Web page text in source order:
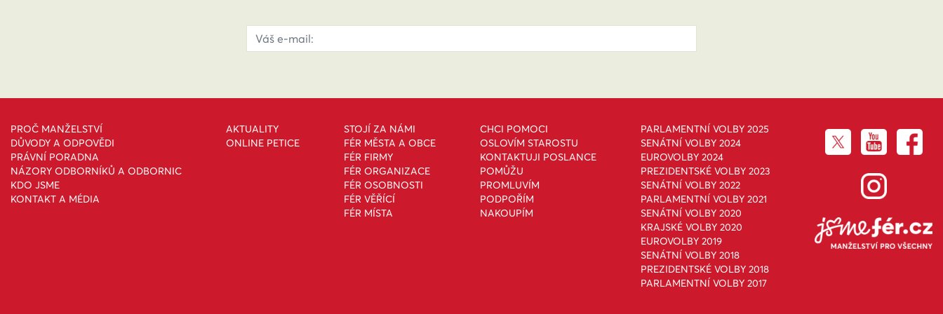
PROČ MANŽELSTVÍ
DŮVODY A ODPOVĚDI
PRÁVNÍ PORADNA
NÁZORY ODBORNÍKŮ A ODBORNIC
KDO JSME
KONTAKT A MÉDIA
AKTUALITY
ONLINE PETICE
STOJÍ ZA NÁMI
FÉR MĚSTA A OBCE
FÉR FIRMY
FÉR ORGANIZACE
FÉR OSOBNOSTI
FÉR VĚŘÍCÍ
FÉR MÍSTA
CHCI POMOCI
OSLOVÍM STAROSTU
KONTAKTUJI POSLANCE
POMŮŽU
PROMLUVÍM
PODPOŘÍM
NAKOUPÍM
PARLAMENTNÍ VOLBY 2025
SENÁTNÍ VOLBY 2024
EUROVOLBY 2024
PREZIDENTSKÉ VOLBY 2023
SENÁTNÍ VOLBY 2022
PARLAMENTNÍ VOLBY 2021
SENÁTNÍ VOLBY 2020
KRAJSKÉ VOLBY 2020
EUROVOLBY 2019
SENÁTNÍ VOLBY 2018
PREZIDENTSKÉ VOLBY 2018
PARLAMENTNÍ VOLBY 2017